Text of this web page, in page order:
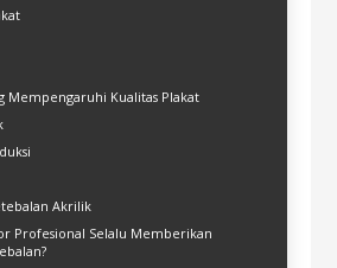
Mempengaruhi Kualitas Plakat
Akrilik
Profesional Selalu Memberikan